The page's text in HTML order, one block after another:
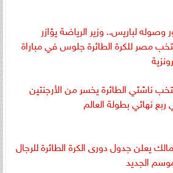
وصوله لباريس.. وزير الرياضة يؤازر
مصر للكرة الطائرة جلوس في مباراة
ناشئي الطائرة يخسر من الأرجنتين
نهائي بطولة العالم
يعلن جدول دورى الكرة الطائرة للرجال
الجديد